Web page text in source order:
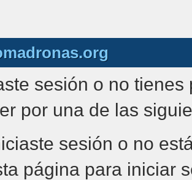
sesión o no
por una de las
sesión o no
página para iniciar